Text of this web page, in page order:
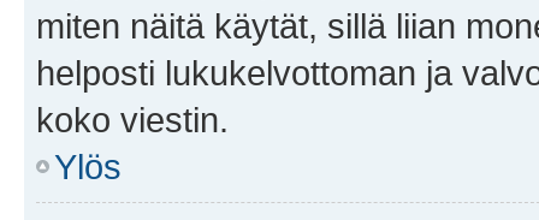
miten näitä käytät, sillä liian
helposti lukukelvottoman ja
koko viestin.
Ylös